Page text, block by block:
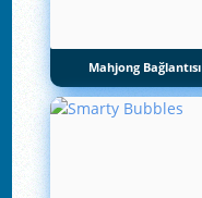
Mahjong Bağlantısı